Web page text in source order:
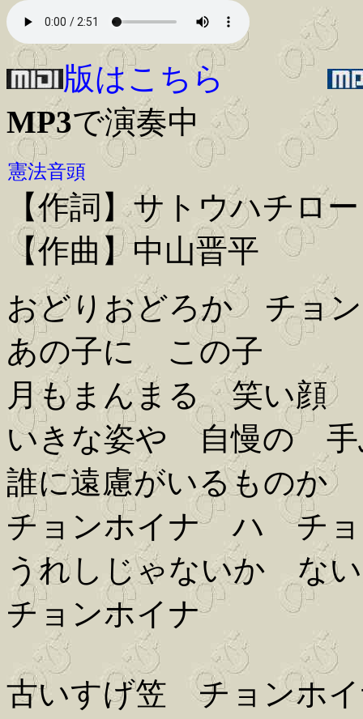
版はこちら
MP3で演奏中
憲法音頭
【作詞】サトウハチロー
【作曲】中山晋平
おどりおどろか チョ
あの子に この子
月もまんまる 笑い顔
いきな姿や 自慢の 手
誰に遠慮がいるものか
チョンホイナ ハ チョ
うれしじゃないか な
チョンホイナ
古いすげ笠 チョンホ